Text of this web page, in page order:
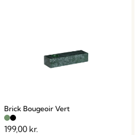
Brick Bougeoir Vert
199,00 kr.